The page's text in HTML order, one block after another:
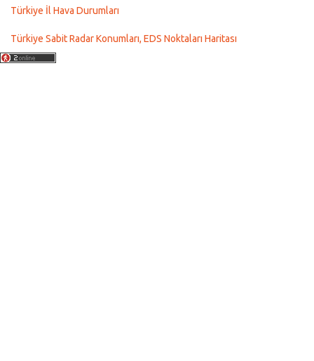
Türkiye İl Hava Durumları
Türkiye Sabit Radar Konumları, EDS Noktaları Haritası